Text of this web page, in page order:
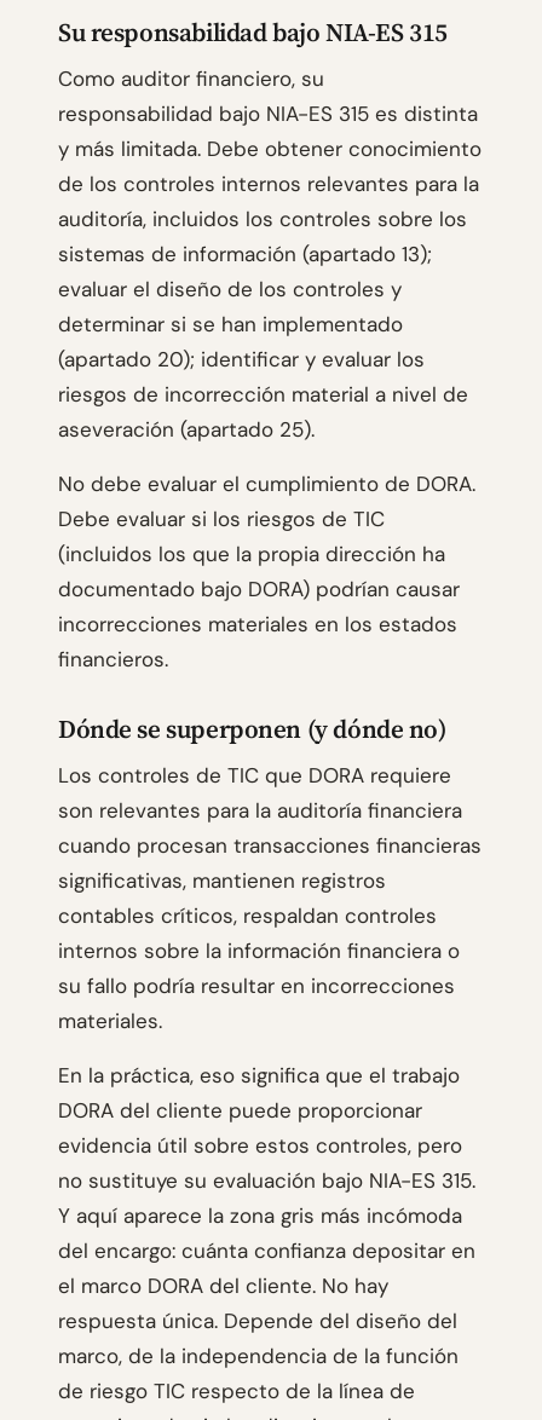
Su responsabilidad bajo NIA-ES 315
Como auditor financiero, su
responsabilidad bajo NIA-ES 315 es distinta
y más limitada. Debe obtener conocimiento
de los controles internos relevantes para la
auditoría, incluidos los controles sobre los
sistemas de información (apartado 13);
evaluar el diseño de los controles y
determinar si se han implementado
(apartado 20); identificar y evaluar los
riesgos de incorrección material a nivel de
aseveración (apartado 25).
No debe evaluar el cumplimiento de DORA.
Debe evaluar si los riesgos de TIC
(incluidos los que la propia dirección ha
documentado bajo DORA) podrían causar
incorrecciones materiales en los estados
financieros.
Dónde se superponen (y dónde no)
Los controles de TIC que DORA requiere
son relevantes para la auditoría financiera
cuando procesan transacciones financieras
significativas, mantienen registros
contables críticos, respaldan controles
internos sobre la información financiera o
su fallo podría resultar en incorrecciones
materiales.
En la práctica, eso significa que el trabajo
DORA del cliente puede proporcionar
evidencia útil sobre estos controles, pero
no sustituye su evaluación bajo NIA-ES 315.
Y aquí aparece la zona gris más incómoda
del encargo: cuánta confianza depositar en
el marco DORA del cliente. No hay
respuesta única. Depende del diseño del
marco, de la independencia de la función
de riesgo TIC respecto de la línea de